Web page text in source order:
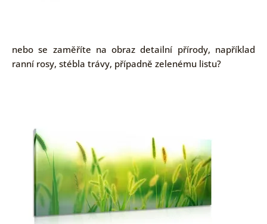
nebo se zaměříte na obraz detailní přírody, například
ranní rosy, stébla trávy, případně zelenému listu?